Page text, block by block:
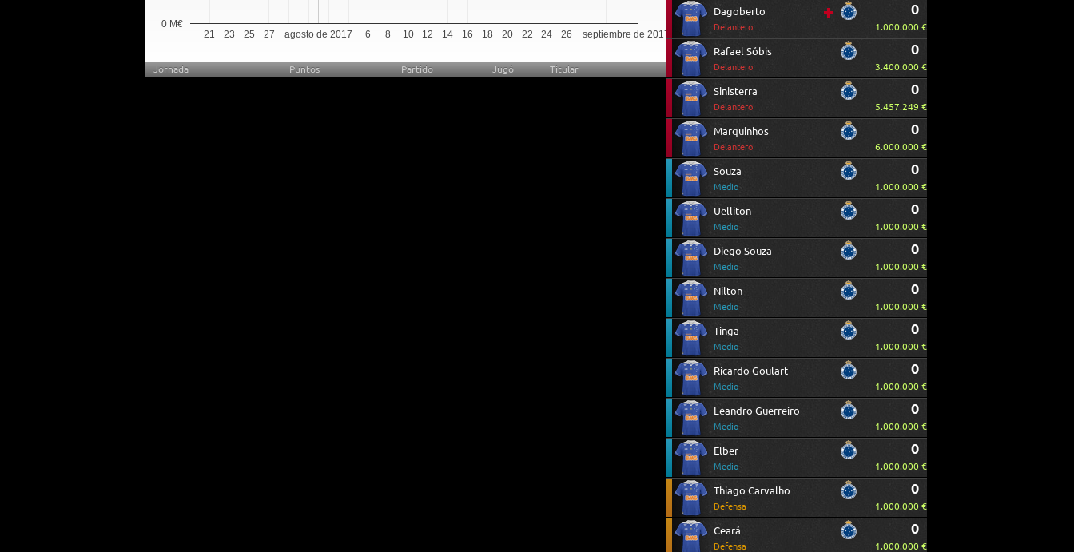
agosto de 2017 septiembre de 2017
21 23 25 27 6 8 10 12 14 16 18 20 22 24 26
0 M€
Jornada Puntos Partido Jugó Titular
Dagoberto
Delantero
0
1.000.000 €
Rafael Sóbis
Delantero
0
3.400.000 €
Sinisterra
Delantero
0
5.457.249 €
Marquinhos
Delantero
0
6.000.000 €
Souza
Medio
0
1.000.000 €
Uelliton
Medio
0
1.000.000 €
Diego Souza
Medio
0
1.000.000 €
Nilton
Medio
0
1.000.000 €
Tinga
Medio
0
1.000.000 €
Ricardo Goulart
Medio
0
1.000.000 €
Leandro Guerreiro
Medio
0
1.000.000 €
Elber
Medio
0
1.000.000 €
Thiago Carvalho
Defensa
0
1.000.000 €
Ceará
Defensa
0
1.000.000 €